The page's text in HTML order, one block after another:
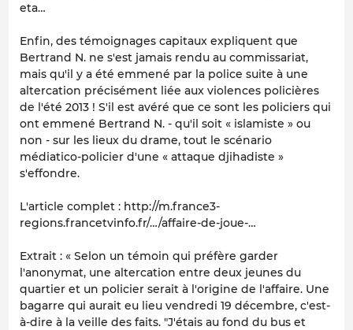
eta…
Enfin, des témoignages capitaux expliquent que
Bertrand N. ne s'est jamais rendu au commissariat,
mais qu'il y a été emmené par la police suite à une
altercation précisément liée aux violences policières
de l'été 2013 ! S'il est avéré que ce sont les policiers qui
ont emmené Bertrand N. - qu'il soit « islamiste » ou
non - sur les lieux du drame, tout le scénario
médiatico-policier d'une « attaque djihadiste »
s'effondre.
L'article complet : http://m.france3-
regions.francetvinfo.fr/…/affaire-de-joue-…
Extrait : « Selon un témoin qui préfère garder
l'anonymat, une altercation entre deux jeunes du
quartier et un policier serait à l'origine de l'affaire. Une
bagarre qui aurait eu lieu vendredi 19 décembre, c'est-
à-dire à la veille des faits. "J'étais au fond du bus et